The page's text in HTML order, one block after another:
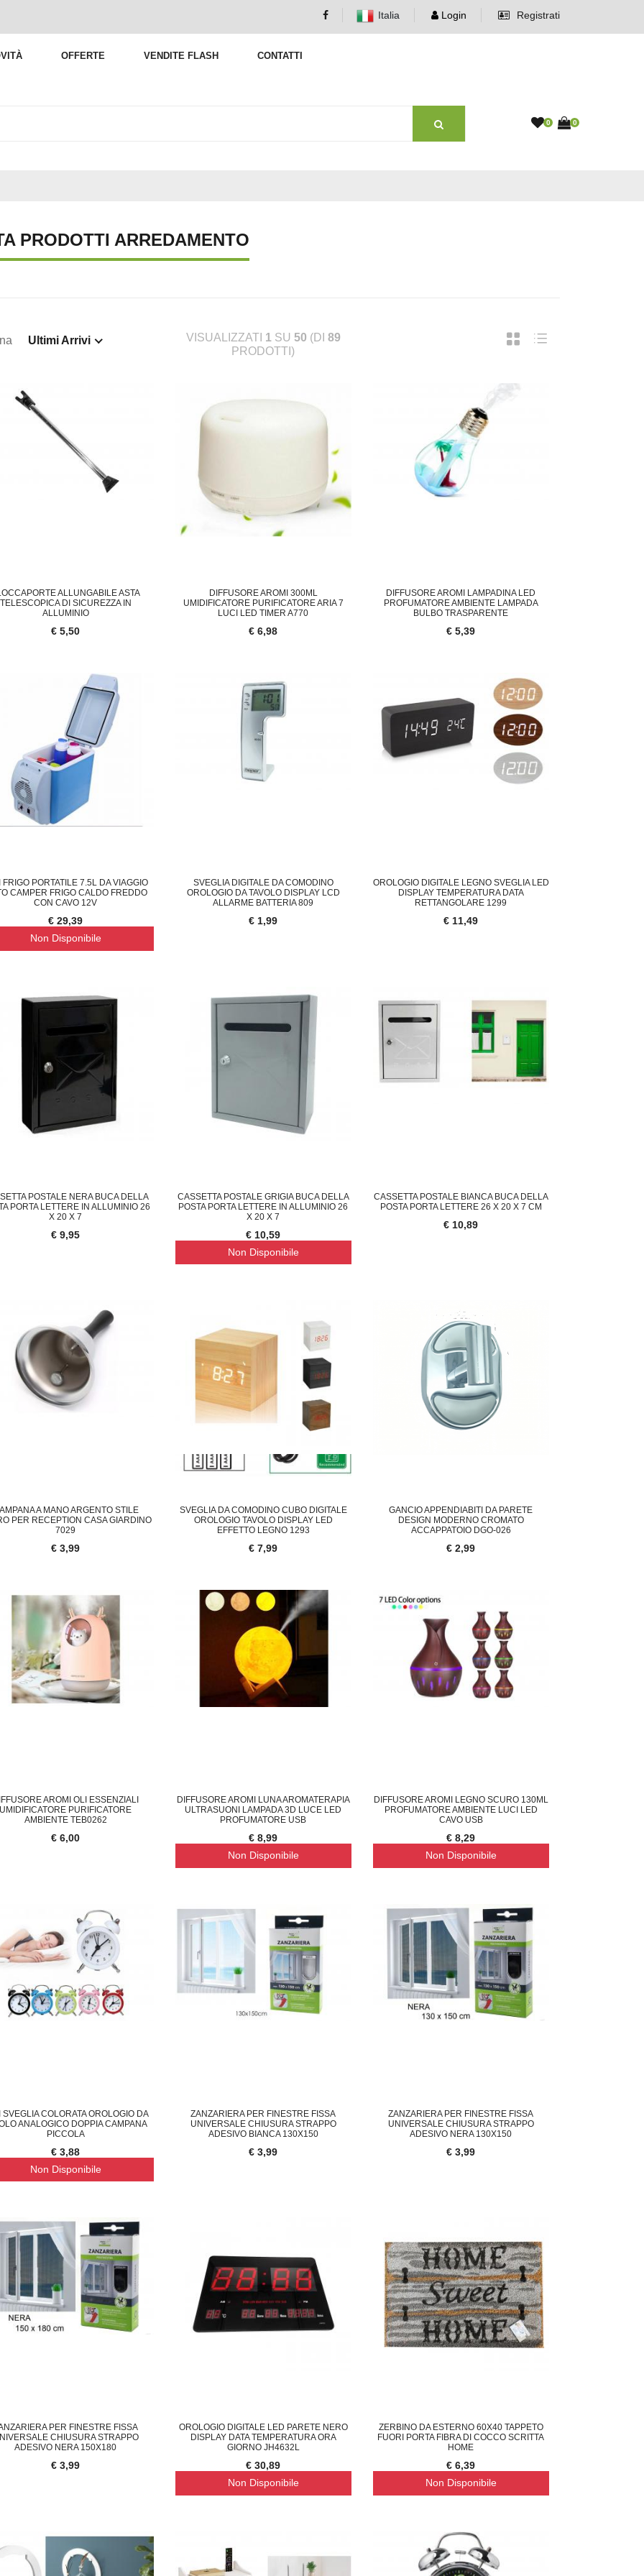
Italia Login Registrati
OFFERTE VENDITE FLASH CONTATTI
0 0
LAMPADA DA PARETE M COPPIA DEFLETTORE ARIA CONDIZIONATO FORNELLO A GAS DA CAMPEGGIO PORTATI
PRODOTTI ARREDAMENTO
Ultimi Arrivi VISUALIZZATI 1 SU 50 (DI 89
PRODOTTI)
ALLUNGABILE ASTA
TELESCOPICA DI SICUREZZA IN
ALLUMINIO
€ 5,50
DIFFUSORE AROMI 300ML
UMIDIFICATORE PURIFICATORE ARIA 7
LUCI LED TIMER A770
€ 6,98
DIFFUSORE AROMI LAMPADINA LED
PROFUMATORE AMBIENTE LAMPADA
BULBO TRASPARENTE
€ 5,39
FRIGO PORTATILE 7.5L DA VIAGGIO
CAMPER FRIGO CALDO FREDDO
CON CAVO 12V
€ 29,39
Non Disponibile
SVEGLIA DIGITALE DA COMODINO
OROLOGIO DA TAVOLO DISPLAY LCD
ALLARME BATTERIA 809
€ 1,99
OROLOGIO DIGITALE LEGNO SVEGLIA LED
DISPLAY TEMPERATURA DATA
RETTANGOLARE 1299
€ 11,49
POSTALE NERA BUCA DELLA
PORTA LETTERE IN ALLUMINIO 26
X 20 X 7
€ 9,95
CASSETTA POSTALE GRIGIA BUCA DELLA
POSTA PORTA LETTERE IN ALLUMINIO 26
X 20 X 7
€ 10,59
Non Disponibile
CASSETTA POSTALE BIANCA BUCA DELLA
POSTA PORTA LETTERE 26 X 20 X 7 CM
€ 10,89
A MANO ARGENTO STILE
PER RECEPTION CASA GIARDINO
7029
€ 3,99
SVEGLIA DA COMODINO CUBO DIGITALE
OROLOGIO TAVOLO DISPLAY LED
EFFETTO LEGNO 1293
€ 7,99
GANCIO APPENDIABITI DA PARETE
DESIGN MODERNO CROMATO
ACCAPPATOIO DGO-026
€ 2,99
AROMI OLI ESSENZIALI
UMIDIFICATORE PURIFICATORE
AMBIENTE TEB0262
€ 6,00
DIFFUSORE AROMI LUNA AROMATERAPIA
ULTRASUONI LAMPADA 3D LUCE LED
PROFUMATORE USB
€ 8,99
Non Disponibile
DIFFUSORE AROMI LEGNO SCURO 130ML
PROFUMATORE AMBIENTE LUCI LED
CAVO USB
€ 8,29
Non Disponibile
SVEGLIA COLORATA OROLOGIO DA
ANALOGICO DOPPIA CAMPANA
PICCOLA
€ 3,88
Non Disponibile
ZANZARIERA PER FINESTRE FISSA
UNIVERSALE CHIUSURA STRAPPO
ADESIVO BIANCA 130X150
€ 3,99
ZANZARIERA PER FINESTRE FISSA
UNIVERSALE CHIUSURA STRAPPO
ADESIVO NERA 130X150
€ 3,99
PER FINESTRE FISSA
CHIUSURA STRAPPO
ADESIVO NERA 150X180
€ 3,99
OROLOGIO DIGITALE LED PARETE NERO
DISPLAY DATA TEMPERATURA ORA
GIORNO JH4632L
€ 30,89
Non Disponibile
ZERBINO DA ESTERNO 60X40 TAPPETO
FUORI PORTA FIBRA DI COCCO SCRITTA
HOME
€ 6,39
Non Disponibile